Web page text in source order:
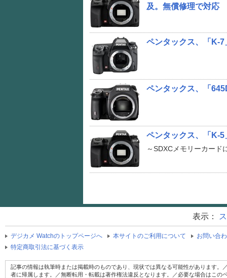
及。無償修理で対応
ペンタックス、「K-
ペンタックス、「
ペンタックス、「K-
～SDXCメモリーカード
表示：
デジカメ Watchのトップページへ 本サイトのご利用について
お問い合
特定商取引法に基づく表示
記事の情報は執筆時または掲載時のものであり、現状では異なる可能性があります
者に帰属します。／無断転用・転載は著作権法違反となります。／必要な場合はこ